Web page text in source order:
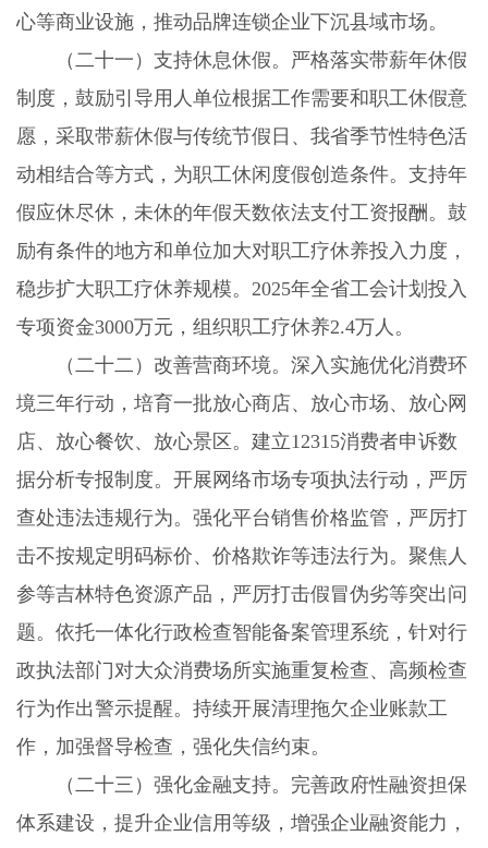
心等商业设施，推动品牌连锁企业下沉县域市场。
（二十一）支持休息休假。 严格落实带薪年休假
制度，鼓励引导用人单位根据工作需要和职工休假意
愿，采取带薪休假与传统节假日、我省季节性特色活
动相结合等方式，为职工休闲度假创造条件。支持年
假应休尽休，未休的年假天数依法支付工资报酬。鼓
励有条件的地方和单位加大对职工疗休养投入力度，
稳步扩大职工疗休养规模。 2025年全省工会计划投入
专项资金3000万元，组织职工疗休养2.4万人。
（二十二）改善营商环境。 深入实施优化消费环
境三年行动，培育一批放心商店、放心市场、放心网
店、放心餐饮、放心景区。建立12315消费者申诉数
据分析专报制度。开展网络市场专项执法行动，严厉
查处违法违规行为。强化平台销售价格监管，严厉打
击不按规定明码标价、价格欺诈等违法行为。聚焦人
参等吉林特色资源产品，严厉打击假冒伪劣等突出问
题。依托一体化行政检查智能备案管理系统，针对行
政执法部门对大众消费场所实施重复检查、高频检查
行为作出警示提醒。持续开展清理拖欠企业账款工
作，加强督导检查，强化失信约束。
（二十三）强化金融支持。 完善政府性融资担保
体系建设，提升企业信用等级，增强企业融资能力，